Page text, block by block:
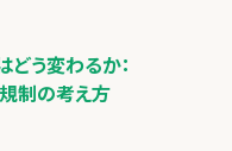
う変わるか：
制の考え方